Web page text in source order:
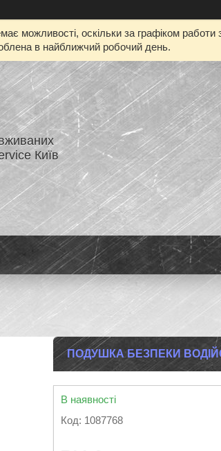
можливості, оскільки за графіком
в найближчий робочий день.
Київ
ПОДУШКА БЕЗПЕКИ
В наявності
Код: 1087768